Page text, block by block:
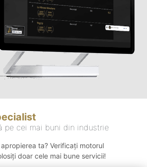
pe cei mai buni din industrie
ta? Verificați motorul
doar cele mai bune servicii!